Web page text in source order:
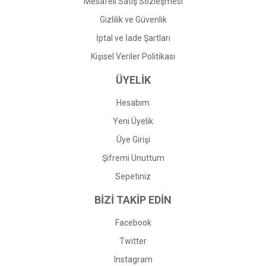
Gizlilik ve Güvenlik
İptal ve İade Şartları
Kişisel Veriler Politikası
ÜYELİK
Hesabım
Yeni Üyelik
Üye Girişi
Şifremi Unuttum
Sepetiniz
BİZİ TAKİP EDİN
Facebook
Twitter
Instagram